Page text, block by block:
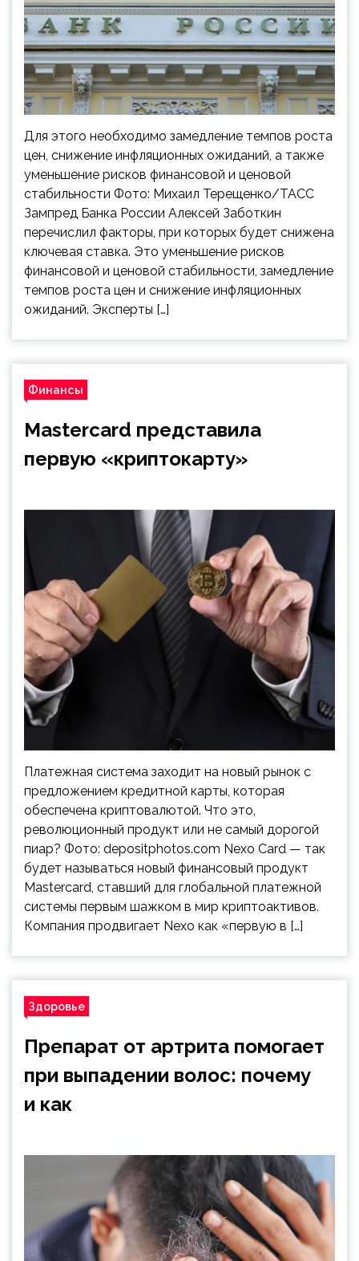
Для этого необходимо замедление темпов роста
цен, снижение инфляционных ожиданий, а также
уменьшение рисков финансовой и ценовой
стабильности Фото: Михаил Терещенко/ТАСС
Зампред Банка России Алексей Заботкин
перечислил факторы, при которых будет снижена
ключевая ставка. Это уменьшение рисков
финансовой и ценовой стабильности, замедление
темпов роста цен и снижение инфляционных
ожиданий. Эксперты […]
Финансы
Mastercard представила
первую «криптокарту»
Платежная система заходит на новый рынок с
предложением кредитной карты, которая
обеспечена криптовалютой. Что это,
революционный продукт или не самый дорогой
пиар? Фото: depositphotos.com Nexo Card — так
будет называться новый финансовый продукт
Mastercard, ставший для глобальной платежной
системы первым шажком в мир криптоактивов.
Компания продвигает Nexo как «первую в […]
Здоровье
Препарат от артрита помогает
при выпадении волос: почему
и как